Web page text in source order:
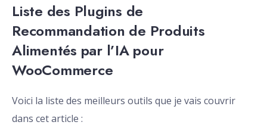
Liste des Plugins de
Recommandation de Produits
Alimentés par l’IA pour
WooCommerce
Voici la liste des meilleurs outils que je vais couvrir
dans cet article :